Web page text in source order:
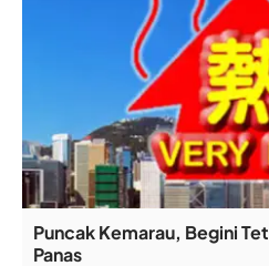
Puncak Kemarau, Begini
Panas